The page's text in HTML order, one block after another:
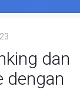
dan
dengan